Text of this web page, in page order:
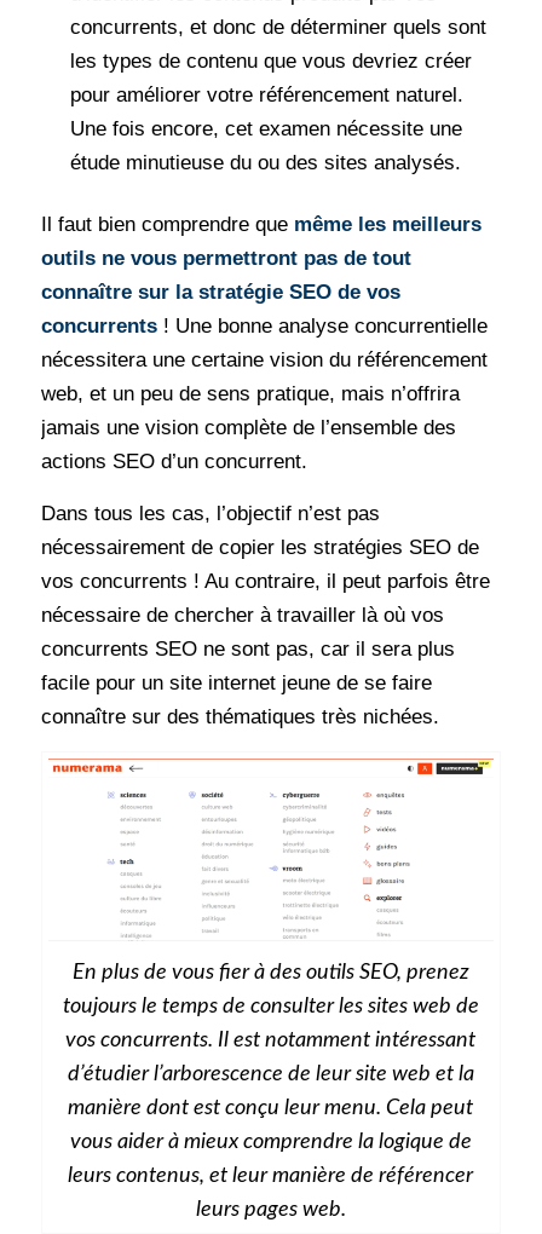
concurrents, et donc de déterminer quels sont
les types de contenu que vous devriez créer
pour améliorer votre référencement naturel.
Une fois encore, cet examen nécessite une
étude minutieuse du ou des sites analysés.
Il faut bien comprendre que même les meilleurs
outils ne vous permettront pas de tout
connaître sur la stratégie SEO de vos
concurrents! Une bonne analyse concurrentielle
nécessitera une certaine vision du référencement
web, et un peu de sens pratique, mais n’offrira
jamais une vision complète de l’ensemble des
actions SEO d’un concurrent.
Dans tous les cas, l’objectif n’est pas
nécessairement de copier les stratégies SEO de
vos concurrents ! Au contraire, il peut parfois être
nécessaire de chercher à travailler là où vos
concurrents SEO ne sont pas, car il sera plus
facile pour un site internet jeune de se faire
connaître sur des thématiques très nichées.
En plus de vous fier à des outils SEO, prenez
toujours le temps de consulter les sites web de
vos concurrents. Il est notamment intéressant
d’étudier l’arborescence de leur site web et la
manière dont est conçu leur menu. Cela peut
vous aider à mieux comprendre la logique de
leurs contenus, et leur manière de référencer
leurs pages web.